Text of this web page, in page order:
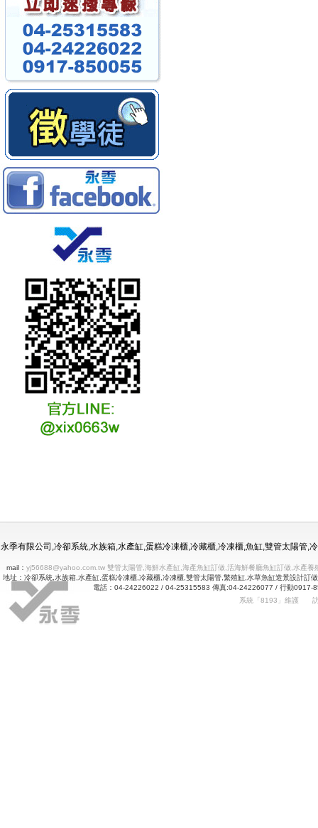
永季有限公司,冷卻系統,水族箱,水產缸,蛋糕冷凍櫃,冷藏櫃,冷凍櫃,魚缸,雙管太陽管
mail： yj56688@yahoo.com.tw 雙管太陽管,海鮮水產缸,海產魚缸訂做,活海鮮餐廳魚缸訂做,水產
地址：冷卻系統,水族箱,水產缸,蛋糕冷凍櫃,冷藏櫃,冷凍櫃,雙管太陽管,繁殖缸,水草魚缸造景設計
電話：04-24226022 / 04-25315583 傳真:04-24226077 / 行動0917-
系統「8193」維護